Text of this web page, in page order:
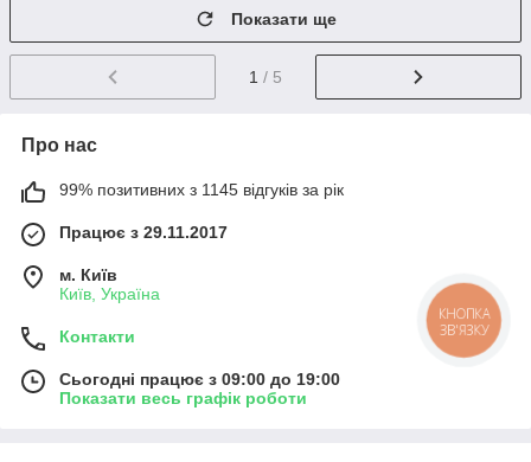
Показати ще
1 / 5
Про нас
99% позитивних з 1145 відгуків за рік
Працює з 29.11.2017
м. Київ
Київ, Україна
Контакти
Сьогодні працює з 09:00 до 19:00
Показати весь графік роботи
КНОПКА
ЗВ'ЯЗКУ